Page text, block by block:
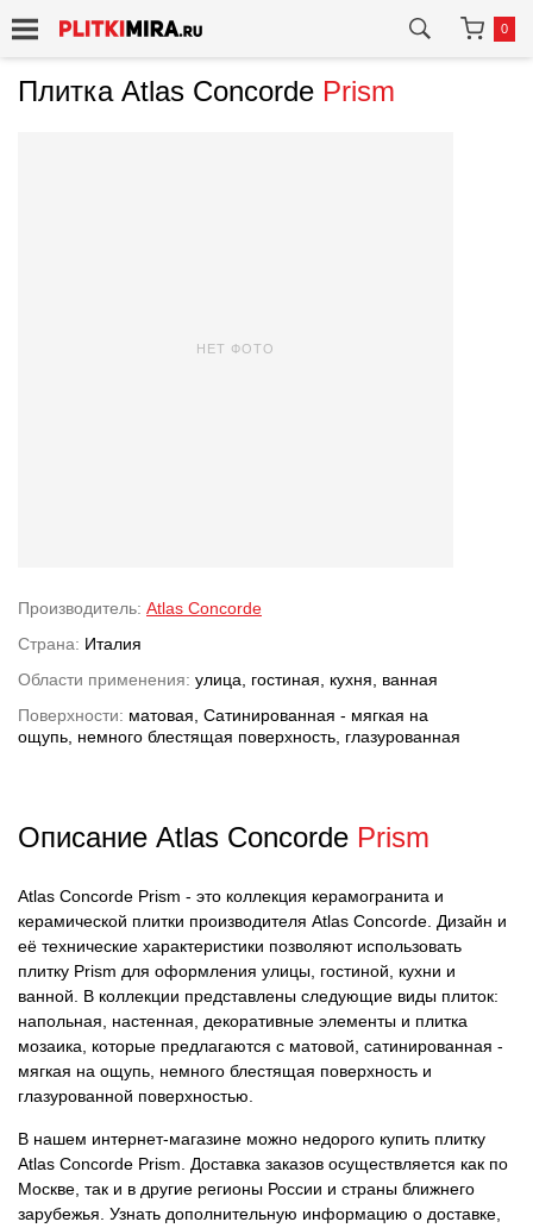
0
Плитка Atlas Concorde Prism
НЕТ ФОТО
Производитель: Atlas Concorde
Страна: Италия
Области применения: улица, гостиная, кухня, ванная
Поверхности: матовая, Сатинированная - мягкая на
ощупь, немного блестящая поверхность, глазурованная
Описание Atlas Concorde Prism
Atlas Concorde Prism - это коллекция керамогранита и
керамической плитки производителя Atlas Concorde. Дизайн и
её технические характеристики позволяют использовать
плитку Prism для оформления улицы, гостиной, кухни и
ванной. В коллекции представлены следующие виды плиток:
напольная, настенная, декоративные элементы и плитка
мозаика, которые предлагаются с матовой, сатинированная -
мягкая на ощупь, немного блестящая поверхность и
глазурованной поверхностью.
В нашем интернет-магазине можно недорого купить плитку
Atlas Concorde Prism. Доставка заказов осуществляется как по
Москве, так и в другие регионы России и страны ближнего
зарубежья. Узнать дополнительную информацию о доставке,